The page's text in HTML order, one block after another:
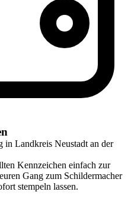
in Landkreis Neustadt an der
Kennzeichen einfach zur
Gang zum Schildermacher
stempeln lassen.